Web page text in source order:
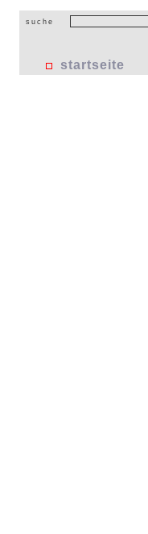
suche
startseite